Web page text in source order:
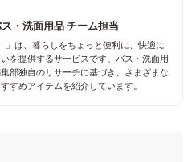
・洗面用品 チーム担当
」は、暮らしをちょっと便利に、快適に
を提供するサービスです。バス・洗面用
部独自のリサーチに基づき、さまざまな
すめアイテムを紹介しています。